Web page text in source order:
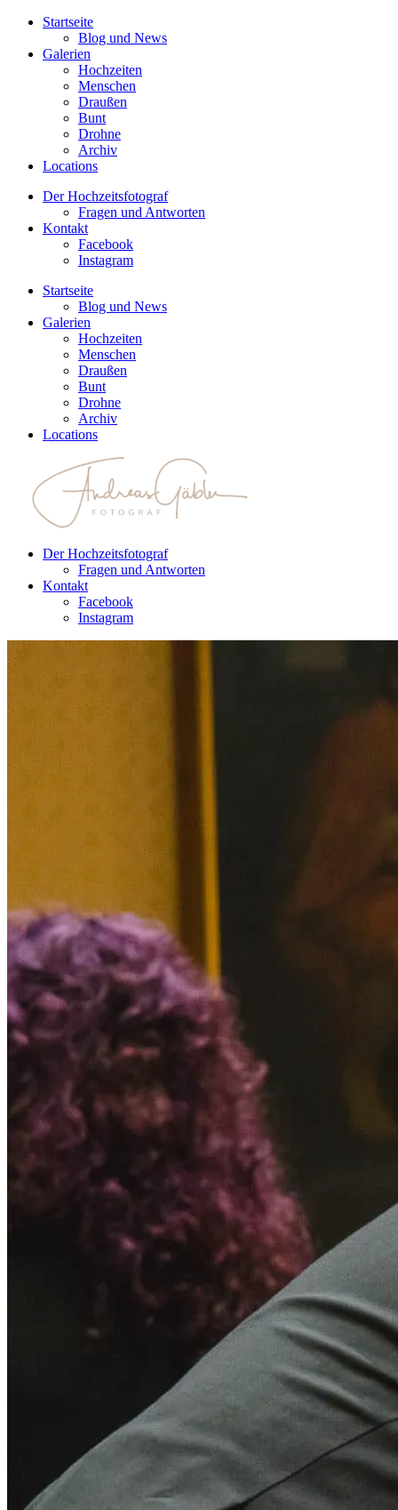
Startseite
Blog und News
Galerien
Hochzeiten
Menschen
Draußen
Bunt
Drohne
Archiv
Locations
Der Hochzeitsfotograf
Fragen und Antworten
Kontakt
Facebook
Instagram
Startseite
Blog und News
Galerien
Hochzeiten
Menschen
Draußen
Bunt
Drohne
Archiv
Locations
Der Hochzeitsfotograf
Fragen und Antworten
Kontakt
Facebook
Instagram